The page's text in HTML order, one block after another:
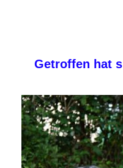
Getroffen hat